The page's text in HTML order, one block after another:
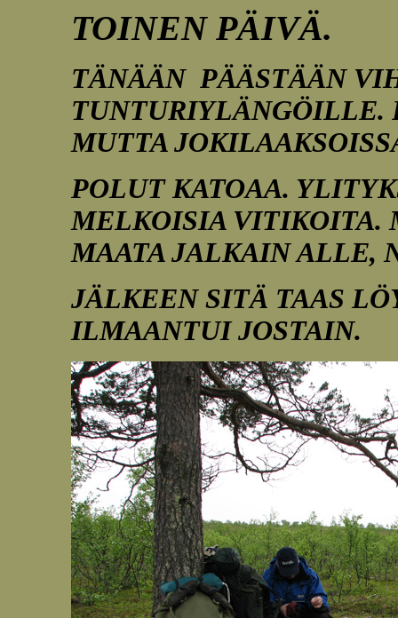
TOINEN PÄIVÄ.
TÄNÄÄN PÄÄSTÄÄN
TUNTURIYLÄNGÖILLE.
MUTTA
POLUT KATOAA.
MELKOISIA VITIKOITA.
MAATA JALKAIN ALLE,
JÄLKEEN SITÄ TAAS
ILMAANTUI JOSTAIN.